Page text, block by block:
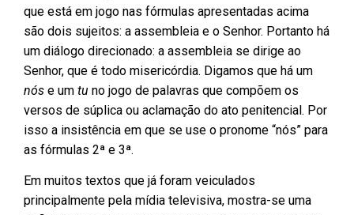
que está em jogo nas fórmulas apresentadas acima
são dois sujeitos: a assembleia e o Senhor. Portanto há
um diálogo direcionado: a assembleia se dirige ao
Senhor, que é todo misericórdia. Digamos que há um
nós e um tu no jogo de palavras que compõem os
versos de súplica ou aclamação do ato penitencial. Por
isso a insistência em que se use o pronome “nós” para
as fórmulas 2ª e 3ª.
Em muitos textos que já foram veiculados
principalmente pela mídia televisiva, mostra-se uma